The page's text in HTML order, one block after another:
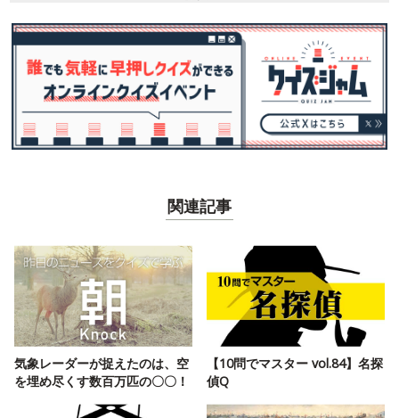
関連記事
気象レーダーが捉えたのは、空
を埋め尽くす数百万匹の〇〇！
【10問でマスター vol.84】名探
偵Q